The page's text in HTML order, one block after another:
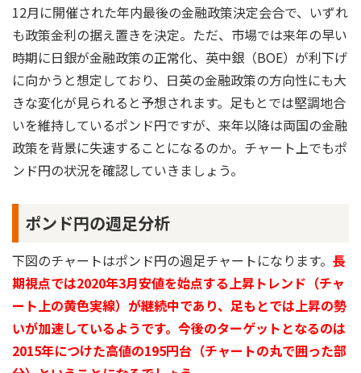
12月に開催された年内最後の金融政策決定会合で、いずれ
も政策金利の据え置きを決定。ただ、市場では来年の早い
時期に日銀が金融政策の正常化、英中銀（BOE）が利下げ
に向かうと想定しており、日英の金融政策の方向性にも大
きな変化が見られると予想されます。足もとでは堅調地合
いを維持しているポンド円ですが、来年以降は両国の金融
政策を背景に失速することになるのか。チャート上でもポ
ンド円の状況を確認していきましょう。
ポンド円の週足分析
下図のチャートはポンド円の週足チャートになります。 長
期視点では2020年3月安値を始点する上昇トレンド（チャ
ート上の黄色実線）が継続中であり、足もとでは上昇の勢
いが加速しているようです。今後のターゲットとなるのは
2015年につけた高値の195円台（チャートの丸で囲った部